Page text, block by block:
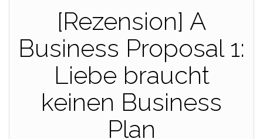
[Rezension] A
Business Proposal 1:
Liebe braucht
keinen Business
Plan